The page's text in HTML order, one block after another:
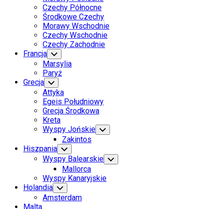
Czechy Północne
Środkowe Czechy
Morawy Wschodnie
Czechy Wschodnie
Czechy Zachodnie
Francja Toggle
Child
Menu
Marsylia
Paryż
Grecja Toggle
Child
Menu
Attyka
Egeis Południowy
Grecja Środkowa
Kreta
Wyspy Jońskie Toggle
Child
Zakintos
Hiszpania Toggle
Child
Menu
Wyspy Balearskie Toggle
Child
Mallorca
Wyspy Kanaryjskie
Holandia Toggle
Child
Menu
Amsterdam
Malta